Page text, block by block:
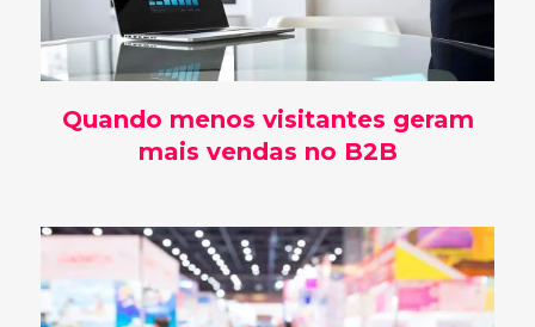
Quando menos visitantes geram
mais vendas no B2B